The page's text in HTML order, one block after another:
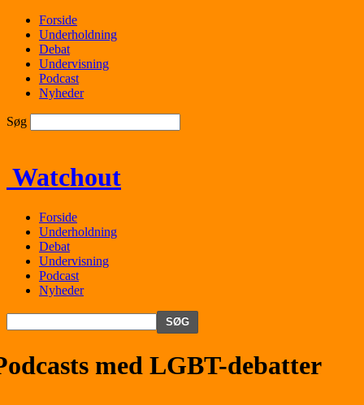
Forside
Underholdning
Debat
Undervisning
Podcast
Nyheder
Søg
Watchout
Forside
Underholdning
Debat
Undervisning
Podcast
Nyheder
med LGBT-debatter